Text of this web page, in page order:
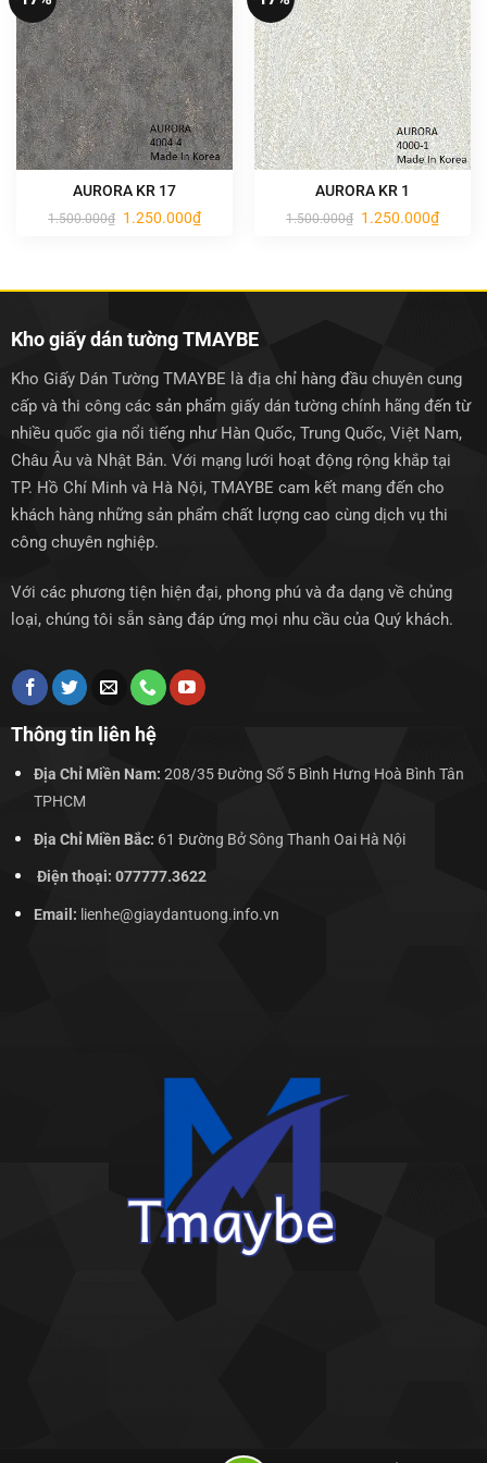
AURORA KR 17
1.500.000₫ Giá
gốc
1.250.000₫Giá
hiện
AURORA KR 1
1.500.000₫ Giá
gốc
1.250.000₫Giá
hiện
Kho giấy dán tường TMAYBE
Kho Giấy Dán Tường TMAYBE là địa chỉ hàng đầu chuyên cung
cấp và thi công các sản phẩm giấy dán tường chính hãng đến từ
nhiều quốc gia nổi tiếng như Hàn Quốc, Trung Quốc, Việt Nam,
Châu Âu và Nhật Bản. Với mạng lưới hoạt động rộng khắp tại
TP. Hồ Chí Minh và Hà Nội, TMAYBE cam kết mang đến cho
khách hàng những sản phẩm chất lượng cao cùng dịch vụ thi
công chuyên nghiệp.
Với các phương tiện hiện đại, phong phú và đa dạng về chủng
loại, chúng tôi sẵn sàng đáp ứng mọi nhu cầu của Quý khách.
Thông tin liên hệ
Địa Chỉ Miền Nam: 208/35 Đường Số 5 Bình Hưng Hoà Bình Tân
TPHCM
Địa Chỉ Miền Bắc: 61 Đường Bở Sông Thanh Oai Hà Nội
Điện thoại: 077777.3622
Email: lienhe@giaydantuong.info.vn